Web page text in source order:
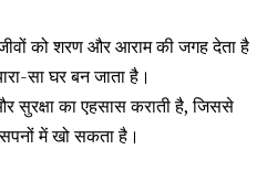
को शरण और आराम की जगह देता है
सा घर बन जाता है।
सुरक्षा का एहसास कराती है, जिससे
में खो सकता है।